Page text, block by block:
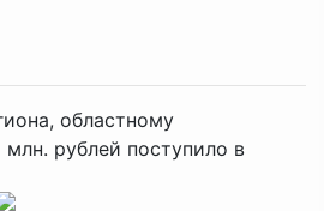
областному
рублей поступило в